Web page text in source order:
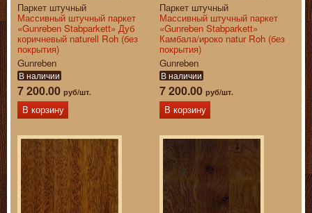
Паркет штучный
Массивный штучный паркет
«Gunreben Stabparkett» Дуб
коричневый naturell Roh (без
покрытия)
Gunreben
В наличии
7 200.00 руб/шт.
В корзину
Паркет штучный
Массивный штучный паркет
«Gunreben Stabparkett»
Камбала/ироко natur Roh (без
покрытия)
Gunreben
В наличии
7 200.00 руб/шт.
В корзину